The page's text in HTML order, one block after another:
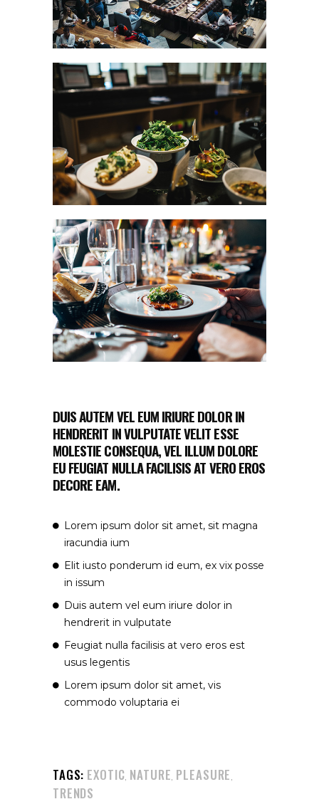
DUIS AUTEM VEL EUM IRIURE DOLOR IN
HENDRERIT IN VULPUTATE VELIT ESSE
MOLESTIE CONSEQUA, VEL ILLUM DOLORE
EU FEUGIAT NULLA FACILISIS AT VERO EROS
DECORE EAM.
Lorem ipsum dolor sit amet, sit magna
iracundia ium
Elit iusto ponderum id eum, ex vix posse
in issum
Duis autem vel eum iriure dolor in
hendrerit in vulputate
Feugiat nulla facilisis at vero eros est
usus legentis
Lorem ipsum dolor sit amet, vis
commodo voluptaria ei
TAGS: EXOTIC NATURE PLEASURE
TRENDS